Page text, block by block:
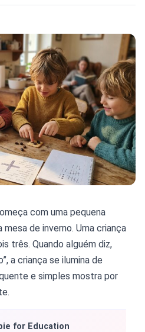
com uma pequena
de inverno. Uma criança
três. Quando alguém diz,
a criança se ilumina de
e simples mostra por
for Education